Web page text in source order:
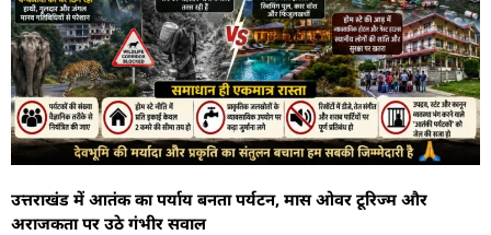
उत्तराखंड में आतंक का पर्याय बनता पर्यटन, मास ओवर टूरिज्म और
अराजकता पर उठे गंभीर सवाल